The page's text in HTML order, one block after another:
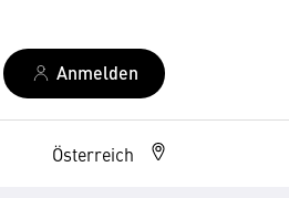
Anmelden
Österreich